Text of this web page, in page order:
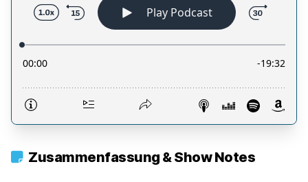
Zusammenfassung & Show Notes